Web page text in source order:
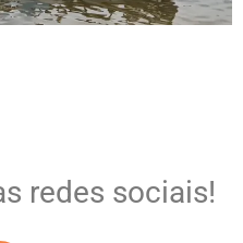
redes sociais!